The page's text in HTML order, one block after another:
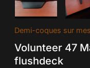
Demi-coques sur
Volunteer 47
flushdeck